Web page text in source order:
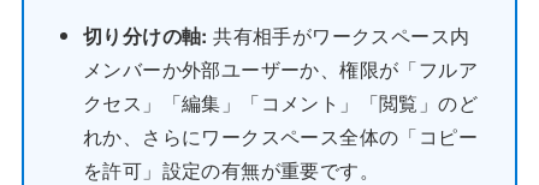
切り分けの軸: 共有相手がワークスペース内
メンバーか外部ユーザーか、権限が「フルア
クセス」「編集」「コメント」「閲覧」のど
れか、さらにワークスペース全体の「コピー
を許可」設定の有無が重要です。